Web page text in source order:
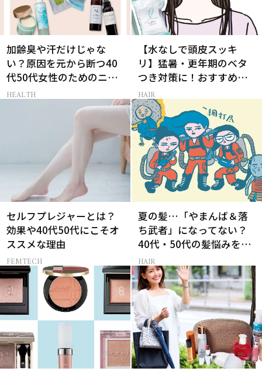
加齢臭や汗だけじゃな
い？原因を元から断つ40
代50代女性のためのニオ
イケア
HEALTH
【水なしで頭皮スッキ
リ】猛暑・更年期のベタ
つき対策に！おすすめ最
新ドライシャンプー4選
HAIR
セルフプレジャーとは？
効果や40代50代にこそオ
ススメな理由
FEMTECH
夏の髪…「やまんば＆落
ち武者」になってない？
40代・50代の髪悩みをレ
スキューする裏ワザ
HAIR